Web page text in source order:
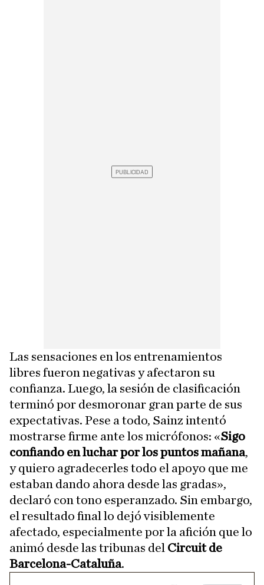
Las sensaciones en los entrenamientos
libres fueron negativas y afectaron su
confianza. Luego, la sesión de clasificación
terminó por desmoronar gran parte de sus
expectativas. Pese a todo, Sainz intentó
mostrarse firme ante los micrófonos: «Sigo
confiando en luchar por los puntos mañana,
y quiero agradecerles todo el apoyo que me
estaban dando ahora desde las gradas»,
declaró con tono esperanzado. Sin embargo,
el resultado final lo dejó visiblemente
afectado, especialmente por la afición que lo
animó desde las tribunas del Circuit de
Barcelona-Cataluña.